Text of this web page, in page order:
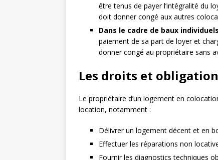
être tenus de payer l’intégralité du
doit donner congé aux autres
Dans le cadre de baux
paiement de sa part de loyer et
donner congé au propriétaire sans
Les droits et
Le propriétaire d’un logement en
location, notamment :
Délivrer un logement décent et en
Effectuer les réparations non
Fournir les diagnostics techniques